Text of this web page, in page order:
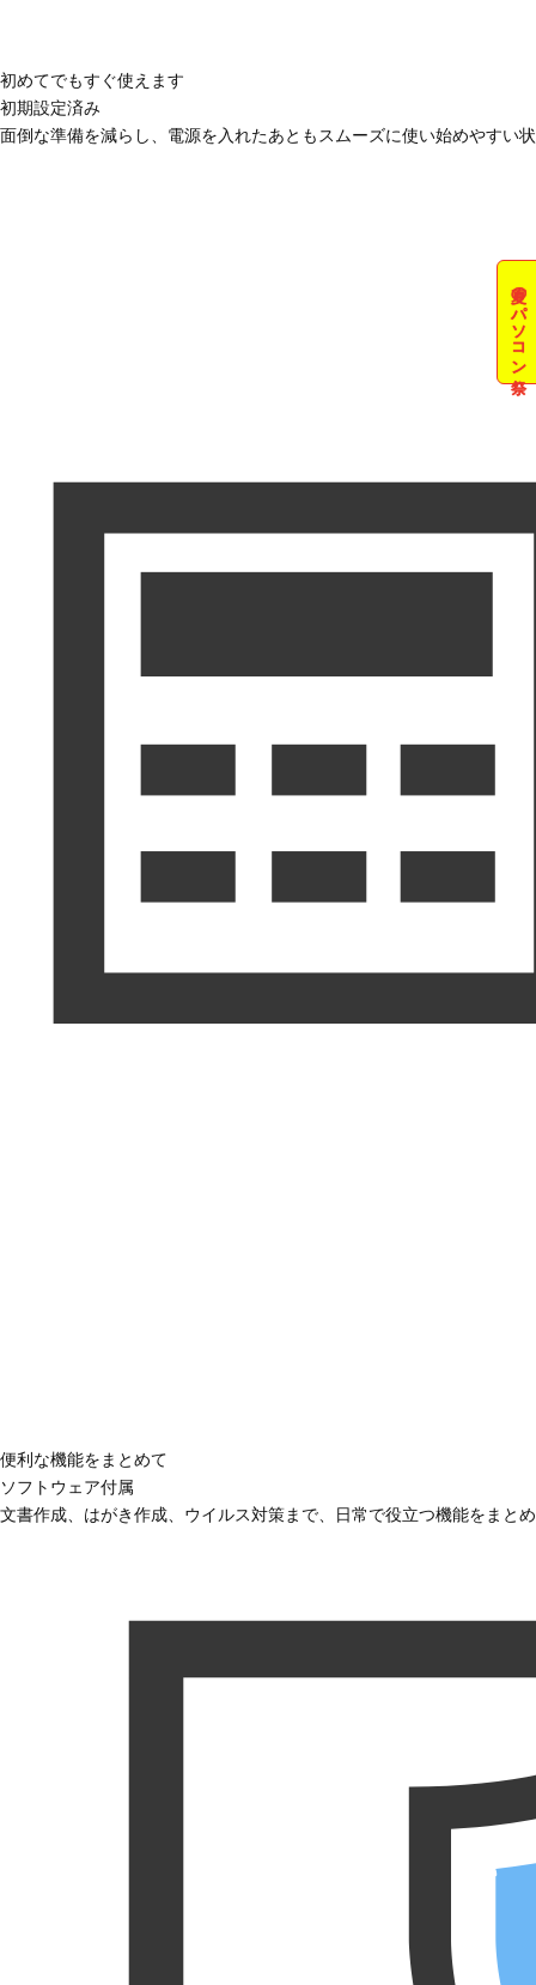
夏のパソコン祭
初めてでもすぐ使えます
初期設定済み
面倒な準備を減らし、電源を入れたあともスムーズに使い始めやすい
便利な機能をまとめて
ソフトウェア付属
文書作成、はがき作成、ウイルス対策まで、日常で役立つ機能をまと